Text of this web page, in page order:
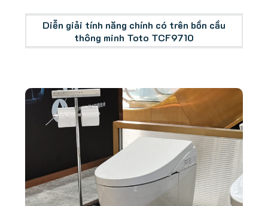
Diễn giải tính năng chính có trên bồn cầu
thông minh Toto TCF9710